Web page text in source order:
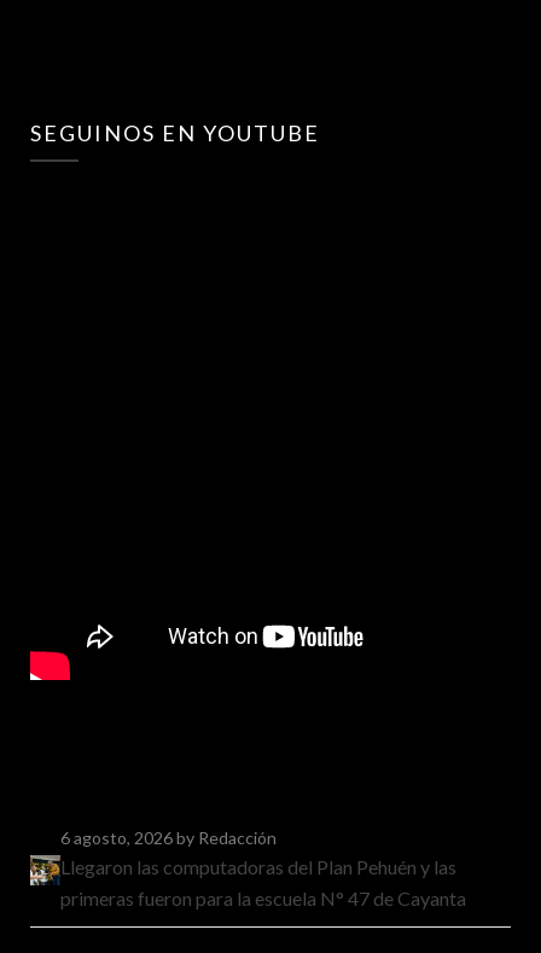
SEGUINOS EN YOUTUBE
6 agosto, 2026by Redacción
Llegaron las computadoras del Plan Pehuén y las
primeras fueron para la escuela N° 47 de Cayanta